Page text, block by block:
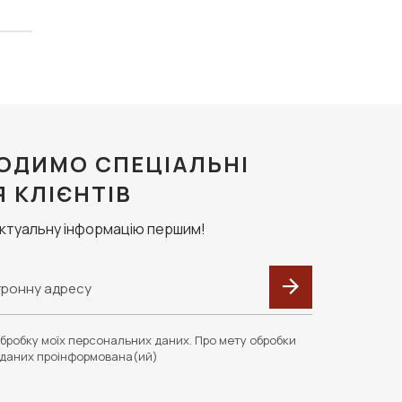
СПЕЦІАЛЬНІ
КЛІЄНТІВ
інформацію першим!
моїх персональних даних. Про мету обробки
проінформована(ий)